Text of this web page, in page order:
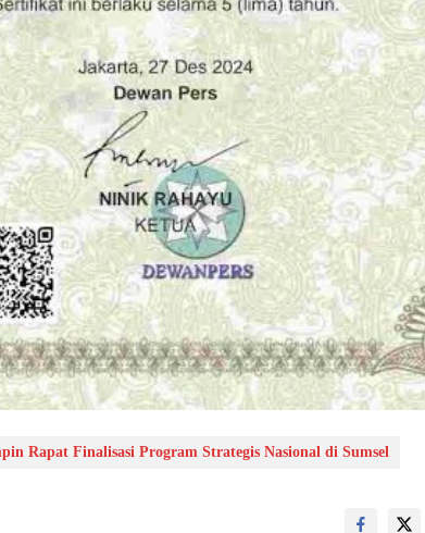
Rapat Finalisasi Program Strategis Nasional di Sumsel